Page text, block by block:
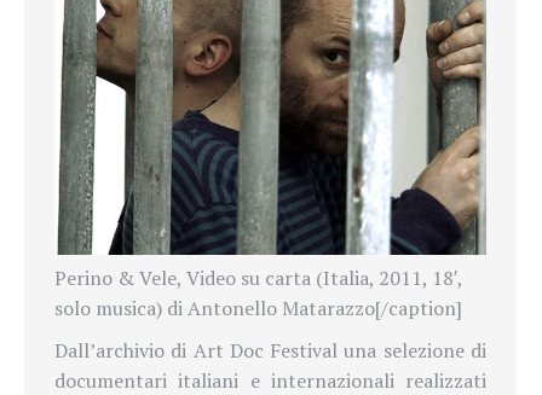
Perino & Vele, Video su carta (Italia, 2011, 18′,
solo musica) di Antonello Matarazzo[/caption]
Dall’archivio di Art Doc Festival una selezione di
documentari italiani e internazionali realizzati